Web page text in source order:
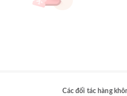
Các đối tác hàng